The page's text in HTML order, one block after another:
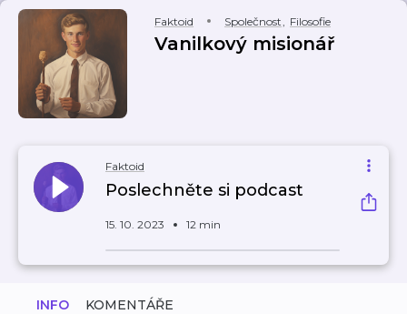
Faktoid Společnost, Filosofie
Vanilkový misionář
Faktoid
Poslechněte si podcast
15. 10. 2023 12 min
INFO KOMENTÁŘE